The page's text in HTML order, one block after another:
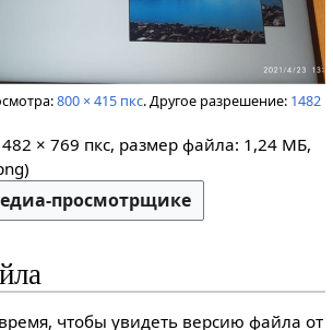
800 × 415 пкс.Другое разрешение: 1482
× 769 пкс, размер файла: 1,24 МБ,
)
просмотрщике
чтобы увидеть версию файла от